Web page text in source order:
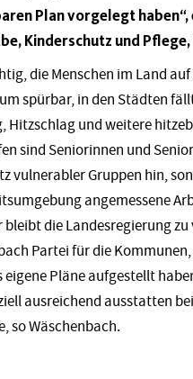
Plan vorgelegt
Kinderschutz und
die Menschen im Land
spürbar, in den Städten
Hitzschlag und weitere
sind Seniorinnen und
vulnerabler Gruppen hin,
angemessene
die Landesregierung
Partei für die
eigene Pläne aufgestellt
ausreichend ausstatten
so Wäschenbach.